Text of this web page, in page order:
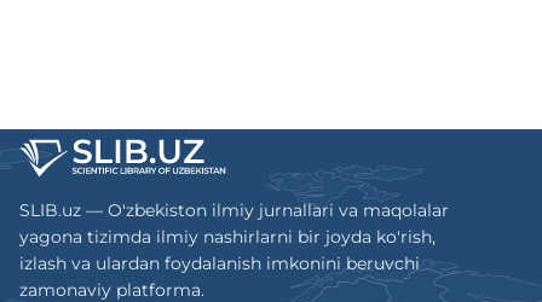
SLIB.uz — O'zbekiston ilmiy jurnallari va maqolalar
yagona tizimda ilmiy nashirlarni bir joyda ko'rish,
izlash va ulardan foydalanish imkonini beruvchi
zamonaviy platforma.